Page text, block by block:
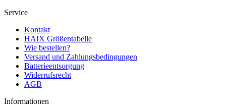
Service
Kontakt
HAIX Größentabelle
Wie bestellen?
Versand und Zahlungsbedingungen
Batterieentsorgung
Widerrufsrecht
AGB
Informationen